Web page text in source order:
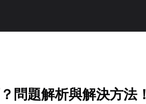
問題解析與解決方法